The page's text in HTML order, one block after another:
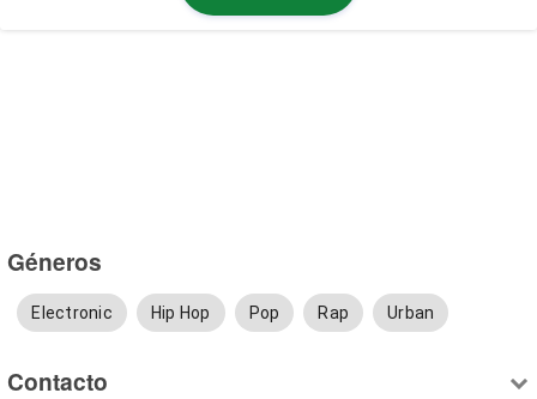
Géneros
Electronic Hip Hop Pop Rap Urban
Contacto